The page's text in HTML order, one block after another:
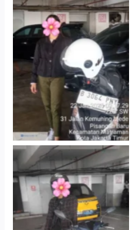
Cityplaza Jatinegara
Gedung Parkir P6A